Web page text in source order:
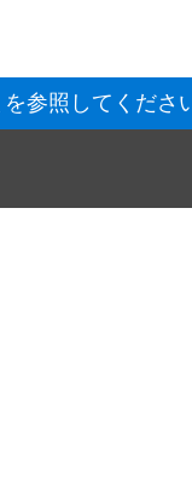
を参照してくださ